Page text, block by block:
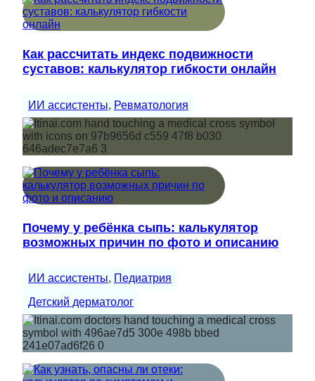
Как рассчитать индекс подвижности
суставов: калькулятор гибкости онлайн
ИИ ассистенты, Ревматология
Почему у ребёнка сыпь: калькулятор
возможных причин по фото и описанию
ИИ ассистенты, Педиатрия
Детский дерматолог